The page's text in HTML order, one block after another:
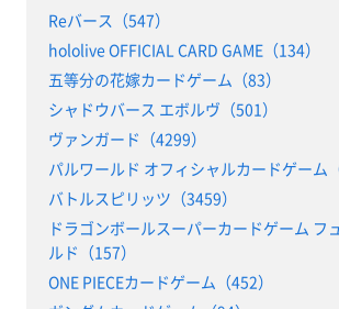
Reバース（547）
hololive OFFICIAL CARD GAME（134）
五等分の花嫁カードゲーム（83）
シャドウバース エボルヴ（501）
ヴァンガード（4299）
パルワールド オフィシャルカードゲーム（
バトルスピリッツ（3459）
ドラゴンボールスーパーカードゲーム フ
ルド（157）
ONE PIECEカードゲーム（452）